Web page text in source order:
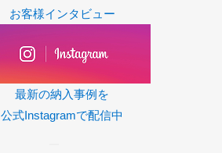
お客様インタビュー
最新の納入事例を
公式Instagramで配信中